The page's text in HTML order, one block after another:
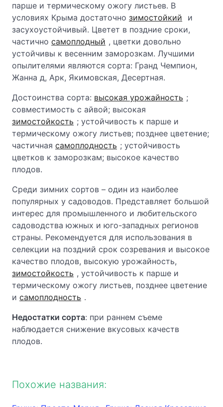
парше и термическому ожогу листьев. В
условиях Крыма достаточно зимостойкий
и
засухоустойчивый. Цветет в поздние сроки,
частично самоплодный , цветки довольно
устойчивы к весенним заморозкам. Лучшими
опылителями являются сорта: Гранд Чемпион,
Жанна д, Арк, Якимовская, Десертная.
Достоинства сорта: высокая урожайность ;
совместимость с айвой; высокая
зимостойкость ; устойчивость к парше и
термическому ожогу листьев; позднее цветение;
частичная самоплодность ; устойчивость
цветков к заморозкам; высокое качество
плодов.
Среди зимних сортов – один из наиболее
популярных у садоводов. Представляет большой
интерес для промышленного и любительского
садоводства южных и юго-западных регионов
страны. Рекомендуется для использования в
селекции на поздний срок созревания и высокое
качество плодов, высокую урожайность,
зимостойкость , устойчивость к парше и
термическому ожогу листьев, позднее цветение
и самоплодность .
Недостатки сорта: при раннем съеме
наблюдается снижение вкусовых качеств
плодов.
Похожие названия: